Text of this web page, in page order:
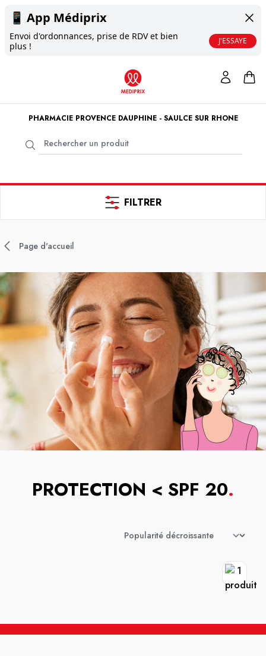
📱 App Médiprix
Envoi d'ordonnances, prise de RDV et bien
plus !
J'ESSAYE
PHARMACIE PROVENCE DAUPHINE - SAULCE SUR RHONE
FILTRER
Page d'accueil
PROTECTION < SPF 20.